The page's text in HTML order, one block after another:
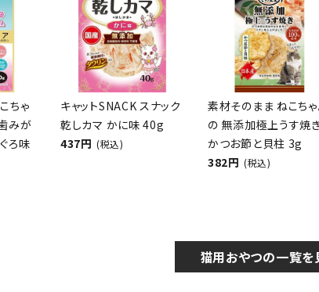
ちゃ
みが
ろ味
キャットSNACK スナック
乾しカマ かに味 40g
437円 (税込)
素材そのまま ねこち
の 無添加極上うす焼
かつお節と貝柱 3g
382円 (税込)
猫用おやつの一覧を